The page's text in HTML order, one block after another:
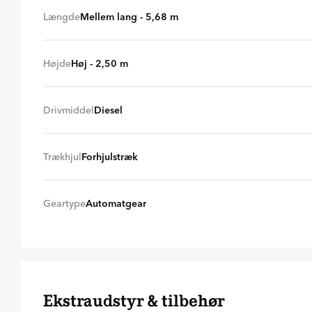
LængdeMellem lang - 5,68 m
HøjdeHøj - 2,50 m
DrivmiddelDiesel
TrækhjulForhjulstræk
GeartypeAutomatgear
Ekstraudstyr & tilbehør